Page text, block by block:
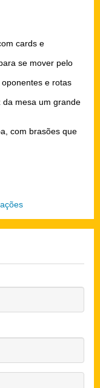
cards e
se mover pelo
e rotas
mesa um grande
com brasões que